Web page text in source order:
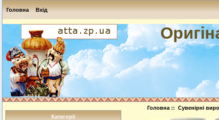
Головна Вхід
Категорії
Головна ::Сувенірні